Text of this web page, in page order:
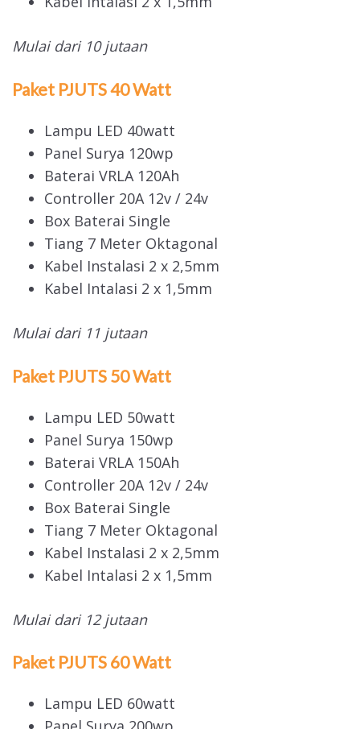
Mulai dari 10 jutaan
Paket PJUTS 40 Watt
Lampu LED 40watt
Panel Surya 120wp
Baterai VRLA 120Ah
Controller 20A 12v / 24v
Box Baterai Single
Tiang 7 Meter Oktagonal
Kabel Instalasi 2 x 2,5mm
Kabel Intalasi 2 x 1,5mm
Mulai dari 11 jutaan
Paket PJUTS 50 Watt
Lampu LED 50watt
Panel Surya 150wp
Baterai VRLA 150Ah
Controller 20A 12v / 24v
Box Baterai Single
Tiang 7 Meter Oktagonal
Kabel Instalasi 2 x 2,5mm
Kabel Intalasi 2 x 1,5mm
Mulai dari 12 jutaan
Paket PJUTS 60 Watt
Lampu LED 60watt